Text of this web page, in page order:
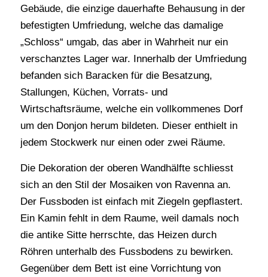
Gebäude, die einzige dauerhafte Behausung in der
befestigten Umfriedung, welche das damalige
„Schloss“ umgab, das aber in Wahrheit nur ein
verschanztes Lager war. Innerhalb der Umfriedung
befanden sich Baracken für die Besatzung,
Stallungen, Küchen, Vorrats- und
Wirtschaftsräume, welche ein vollkommenes Dorf
um den Donjon herum bildeten. Dieser enthielt in
jedem Stockwerk nur einen oder zwei Räume.
Die Dekoration der oberen Wandhälfte schliesst
sich an den Stil der Mosaiken von Ravenna an.
Der Fussboden ist einfach mit Ziegeln gepflastert.
Ein Kamin fehlt in dem Raume, weil damals noch
die antike Sitte herrschte, das Heizen durch
Röhren unterhalb des Fussbodens zu bewirken.
Gegenüber dem Bett ist eine Vorrichtung von